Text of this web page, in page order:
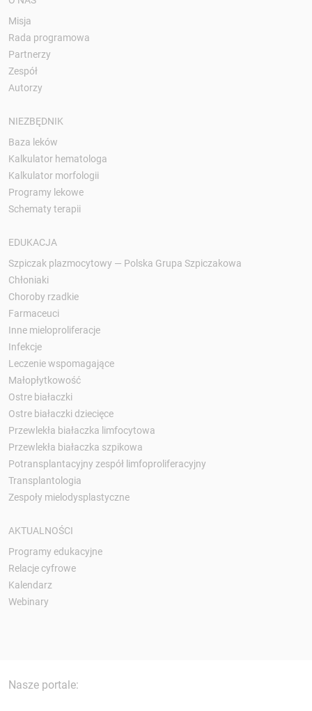
Misja
Rada programowa
Partnerzy
Zespół
Autorzy
NIEZBĘDNIK
Baza leków
Kalkulator hematologa
Kalkulator morfologii
Programy lekowe
Schematy terapii
EDUKACJA
Szpiczak plazmocytowy — Polska Grupa Szpiczakowa
Chłoniaki
Choroby rzadkie
Farmaceuci
Inne mieloproliferacje
Infekcje
Leczenie wspomagające
Małopłytkowość
Ostre białaczki
Ostre białaczki dziecięce
Przewlekła białaczka limfocytowa
Przewlekła białaczka szpikowa
Potransplantacyjny zespół limfoproliferacyjny
Transplantologia
Zespoły mielodysplastyczne
AKTUALNOŚCI
Programy edukacyjne
Relacje cyfrowe
Kalendarz
Webinary
Nasze portale: